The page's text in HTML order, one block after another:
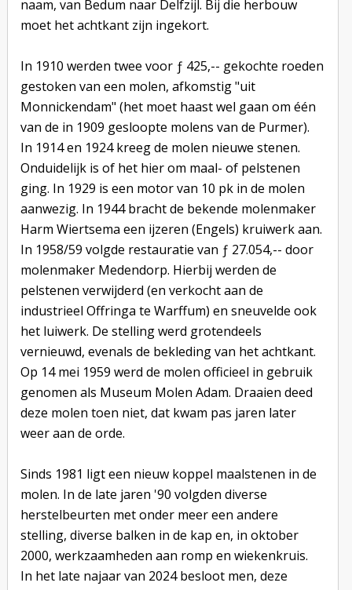
naam, van Bedum naar Delfzijl. Bij die herbouw
moet het achtkant zijn ingekort.
In 1910 werden twee voor ƒ 425,-- gekochte roeden
gestoken van een molen, afkomstig "uit
Monnickendam" (het moet haast wel gaan om één
van de in 1909 gesloopte molens van de Purmer).
In 1914 en 1924 kreeg de molen nieuwe stenen.
Onduidelijk is of het hier om maal- of pelstenen
ging. In 1929 is een motor van 10 pk in de molen
aanwezig. In 1944 bracht de bekende molenmaker
Harm Wiertsema een ijzeren (Engels) kruiwerk aan.
In 1958/59 volgde restauratie van ƒ 27.054,-- door
molenmaker Medendorp. Hierbij werden de
pelstenen verwijderd (en verkocht aan de
industrieel Offringa te Warffum) en sneuvelde ook
het luiwerk. De stelling werd grotendeels
vernieuwd, evenals de bekleding van het achtkant.
Op 14 mei 1959 werd de molen officieel in gebruik
genomen als Museum Molen Adam. Draaien deed
deze molen toen niet, dat kwam pas jaren later
weer aan de orde.
Sinds 1981 ligt een nieuw koppel maalstenen in de
molen. In de late jaren '90 volgden diverse
herstelbeurten met onder meer een andere
stelling, diverse balken in de kap en, in oktober
2000, werkzaamheden aan romp en wiekenkruis.
In het late najaar van 2024 besloot men, deze